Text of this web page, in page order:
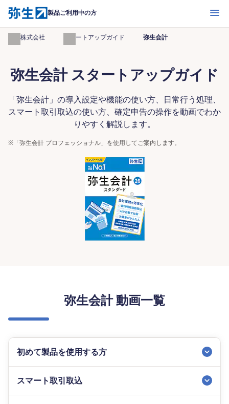
製品ご利用中の方 開く
弥生株式会社 スタートアップガイド 弥生会計
弥生会計 スタートアップガイド
「弥生会計」の導入設定や機能の使い方、日常行う処理、
スマート取引取込の使い方、確定申告の操作を動画でわか
りやすく解説します。
※ 「弥生会計 プロフェッショナル」を使用してご案内します。
弥生会計 動画一覧
初めて製品を使用する方
スマート取引取込